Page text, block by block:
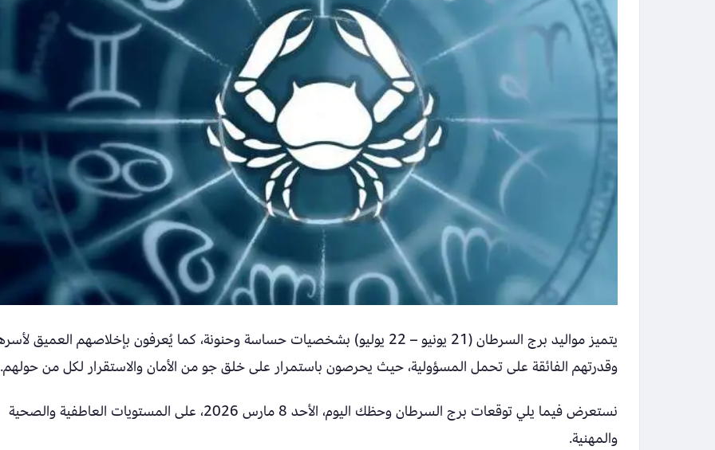
يتميز مواليد برج السرطان (21 يونيو – 22 يوليو) بشخصيات حساسة وحنونة، كما يُعرفون بإخلاصهم العميق
وقدرتهم الفائقة على تحمل المسؤولية، حيث يحرصون باستمرار على خلق جو من الأمان والاستقرار لكل من حولهم.
نستعرض فيما يلي توقعات برج السرطان وحظك اليوم، الأحد 8 مارس 2026، على المستويات العاطفية والصحية
والمهنية.